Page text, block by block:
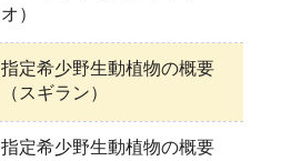
オ）
指定希少野生動植物の概要
（スギラン）
指定希少野生動植物の概要